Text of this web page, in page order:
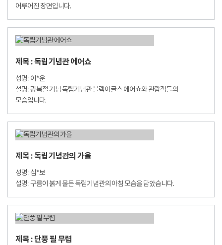
어루어진 장면입니다.
제목 : 독립기념관 에어쇼
성명 : 이*운
설명 : 광복절 기념 독립기념관 블랙이글스 에어쇼와 관람객들의
모습입니다.
제목 : 독립기념관의 가을
성명 : 심*보
설명 : 구름이 붉게 물든 독립기념관의 아침 모습을 담았습니다.
제목 : 단풍 필 무렵